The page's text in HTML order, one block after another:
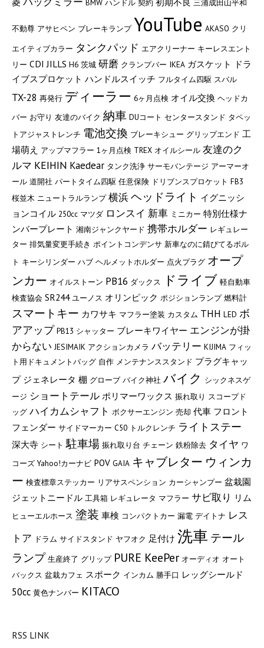
BMW ハンドル 契約 三浦成田山平和
不動尊 アサヒペン ブレーキランプ YouTube AKASO クリ
エイティブカラー タンクパッド エアクリーナー キーレスエント
リー CDI JILLS H6 茨城 研磨 クランプバー IKEA ガスケット ドラ
イブスプロケット ハンドルスイッチ フルタイム四駆 スバル
TX-28 再発行 ディーラー 6ヶ月点検 オイル交換 ヘッドカ
バー お守り 友達のバイク 納車 DUコート センタースタンド タペッ
トアジャストレンチ 電池交換 ブレーキシュー グリップエンド 工
場萌え アップマフラー 1ヶ月点検 TREX オイルシール 友達のク
ルマ KEIHIN Kaedear タンク洗浄 サーモバンテージ アーマーオ
ール 道開社 パートタイム四駆 任意保険 ドリブンスプロケット FB3
桜並木 ニュートラルランプ 横浜ヘッドライト イグニッシ
ョンコイル 250cc マツダ ロンスイ 新車 ミニカー 特別仕様ナ
ンバープレート 湘南ジャンクヤード 携帯ホルダー レギュレー
ター 排気量変更手続き ポイントコンデンサ 新車なのに錆びてるボル
ト キーシリンダー ハブ ヘルメットホルダー 点火プラグ オープ
ンカー オイルストーン PB16 ダックス ドライブ 軽自動車
検査協会 SR244 ユーノス オリンピック ポジションランプ 燃料計
スマートキー カワサキ マフラー塗装 カスタム THH LED ボ
アアップ PB13 シャッター ブレーキワイヤー エンジンが掛
からない JESIMAIK アクションカメラ バッテリー KIJIMA フィッ
ト用ドキュメントバッグ 自作 メンテナンススタンド プラグキャッ
プ ジェネレータ 棚 グローブ バイク神社 バイク シックネスゲ
ージ ショートテール ポリマーワックス 振れ取り スコープド
ッグ ハイカムシャフト ボクサーエンジン 売却 代車 フロント
フェンダー サイドマーカー C50 トルクレンチ ライトステー
深大寺 シート 駐車場 振れ取り台 チェーン 鉄粉除去 タイヤ ワ
コーズ Yahoo!カーナビ POV GAIA キャブレター ウィンカ
ー 検査標章ステッカー リアサスペンション カーシャンプー 盆栽園
ジェットニードル 工具箱 レギュレータ マフラー サビ取り リム
ヒューエルホース 塗装 車検 コンパクトカー 漏電 デイトナ レス
トア ドラム サイドスタンド ヤフオク 足付け 洗車 テール
ランプ 生産終了 グリップ PURE KeePer オーディオ オート
バックス 盆栽カフェ スポーク インカム 勝手口 レッグシールド
50cc 黄色ナンバー KITACO
RSS LINK